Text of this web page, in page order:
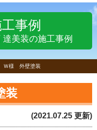
事例
美装の施工事例
Ｗ様 外壁塗装
装
(2021.07.25 更新)